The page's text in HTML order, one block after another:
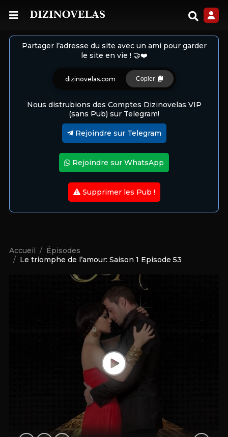
Partager l’adresse du site avec un ami pour garder
le site en vie ! 🤝❤️
dizinovelas.com Copier
Nous distrubions des Comptes Dizinovelas VIP
(sans Pub) sur Telegram!
Rejoindre sur Telegram
Rejoindre sur WhatsApp
Supprimer les Pub !
Accueil
Épisodes
Le triomphe de l’amour: Saison 1 Episode 53